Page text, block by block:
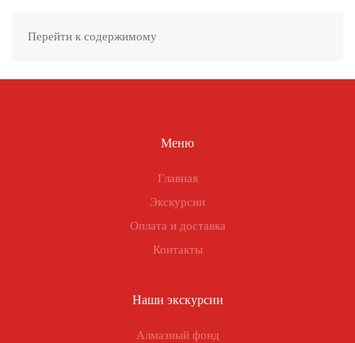
Перейти к содержимому
Меню
Главная
Экскурсии
Оплата и доставка
Контакты
Наши экскурсии
Алмазный фонд